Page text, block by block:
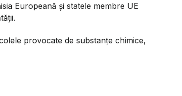
Europeană și statele membre UE
provocate de substanțe chimice,